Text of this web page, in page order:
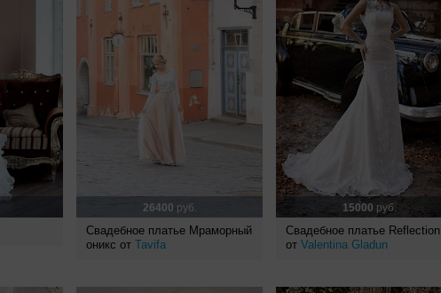
26400 руб.
Свадебное платье Мраморный
оникс от Tavifa
15000 руб.
Свадебное платье Reflection
от Valentina Gladun